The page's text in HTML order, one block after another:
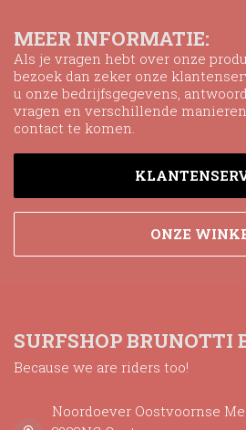
MEER INFORMATIE:
Als je vragen hebt over onze
bezoek dan zeker onze
u onze bedrijfsgegevens,
vragen en verschillende
contact te komen.
ONZE
SURFSHOP BRUNOTTI
Because we are riders too!
Noordoever Oostvoornse